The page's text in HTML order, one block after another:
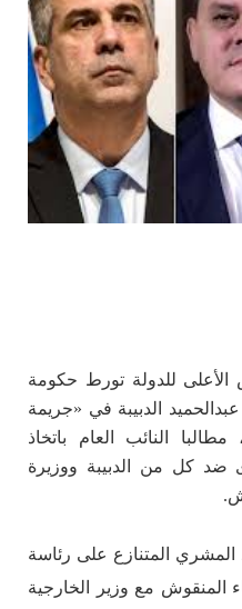
للدولة تورط حكومة
الدبيبة في «جريمة
النائب العام باتخاذ
ضد كل من الدبيبة ووزيرة
المشري المتنازع على رئاسة
المنقوش مع وزير الخارجية